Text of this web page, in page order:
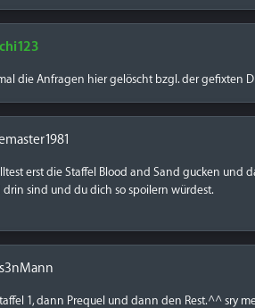
die Anfragen hier gelöscht bzgl. der gefixten
erst die Staffel Blood and Sand gucken und
drin sind und du dich so spoilern würdest.
1, dann Prequel und dann den Rest.^^ sry